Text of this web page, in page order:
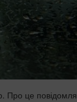
Про це